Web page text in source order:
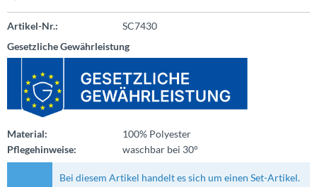
Artikel-Nr.:
SC7430
Gesetzliche Gewährleistung
Material:
100% Polyester
Pflegehinweise:
waschbar bei 30°
Bei diesem Artikel handelt es sich um einen Set-Artikel.